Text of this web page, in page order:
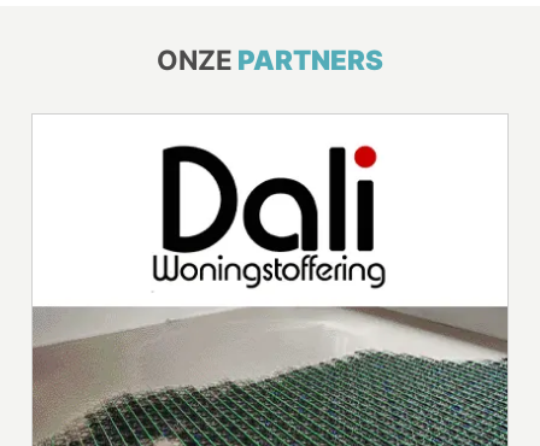
ONZE PARTNERS